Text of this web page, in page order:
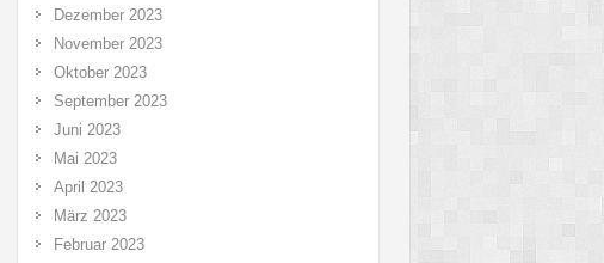
Dezember 2023
November 2023
Oktober 2023
September 2023
Juni 2023
Mai 2023
April 2023
März 2023
Februar 2023